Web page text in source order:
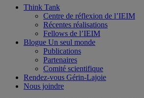
Think Tank
Centre de réflexion de l’IEIM
Récentes réalisations
Fellows de l’IEIM
Blogue Un seul monde
Publications
Partenaires
Comité scientifique
Rendez-vous Gérin-Lajoie
Nous joindre